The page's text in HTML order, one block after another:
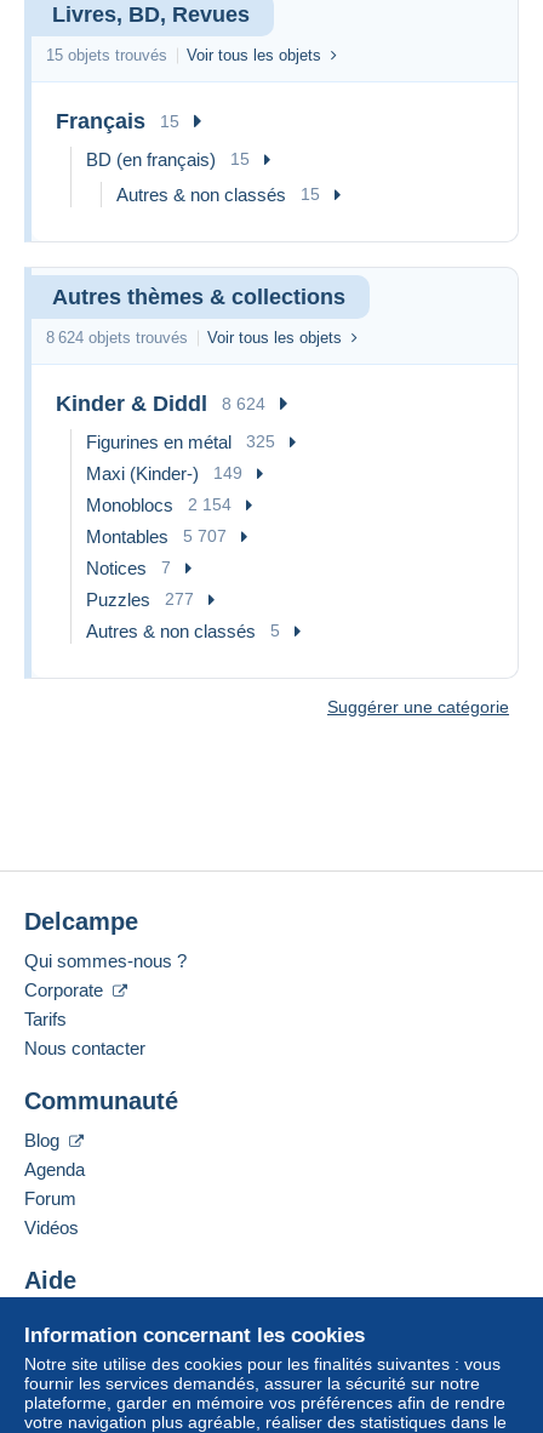
Livres, BD, Revues
15 objets trouvés Voir tous les objets
Français 15
BD (en français) 15
Autres & non classés 15
Autres thèmes & collections
8 624 objets trouvés Voir tous les objets
Kinder & Diddl 8 624
Figurines en métal 325
Maxi (Kinder-) 149
Monoblocs 2 154
Montables 5 707
Notices 7
Puzzles 277
Autres & non classés 5
Suggérer une catégorie
Information concernant les cookies
Notre site utilise des cookies pour les finalités suivantes : vous
fournir les services demandés, assurer la sécurité sur notre
plateforme, garder en mémoire vos préférences afin de rendre
votre navigation plus agréable, réaliser des statistiques dans le
Delcampe
Qui sommes-nous ?
Corporate
Tarifs
Nous contacter
Communauté
Blog
Agenda
Forum
Vidéos
Aide
Acheter sur Delcampe
Vendre sur Delcampe
Un site sécurisé